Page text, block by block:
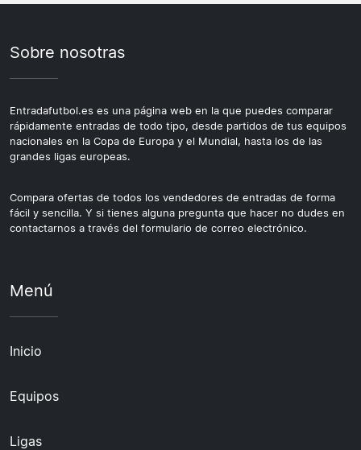
Sobre nosotras
Entradafutbol.es es una página web en la que puedes comparar
rápidamente entradas de todo tipo, desde partidos de tus equipos
nacionales en la Copa de Europa y el Mundial, hasta los de las
grandes ligas europeas.
Compara ofertas de todos los vendedores de entradas de forma
fácil y sencilla. Y si tienes alguna pregunta que hacer no dudes en
contactarnos a través del formulario de correo electrónico.
Menú
Inicio
Equipos
Ligas